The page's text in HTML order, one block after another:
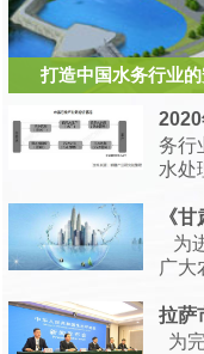
打造中国水务行业
务行
水处
生
《
为
广大
拉萨
为